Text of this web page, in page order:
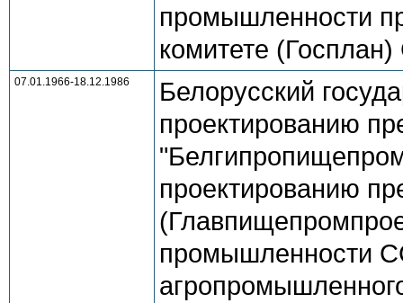
промышленности
комитете
07.01.1966-18.12.1986
Белорусский
проектированию
проектированию
промышленности